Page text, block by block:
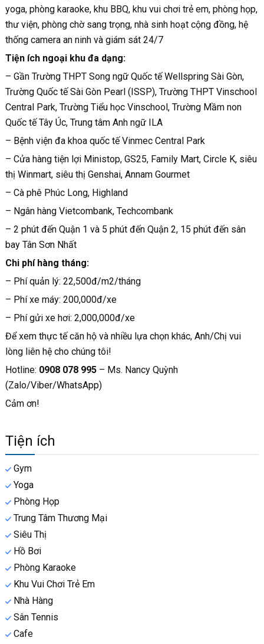
yoga, phòng karaoke, khu BBQ, khu vui chơi trẻ em, phòng họp,
thư viện, phòng chờ sang trọng, nhà sinh hoạt cộng đồng, hệ
thống camera an ninh và giám sát 24/7
Tiện ích ngoại khu đa dạng:
– Gần Trường THPT Song ngữ Quốc tế Wellspring Sài Gòn,
Trường Quốc tế Sài Gòn Pearl (ISSP), Trường THPT Vinschool
Central Park, Trường Tiểu học Vinschool, Trường Mầm non
Quốc tế Tây Úc, Trung tâm Anh ngữ ILA
– Bệnh viện đa khoa quốc tế Vinmec Central Park
– Cửa hàng tiện lợi Ministop, GS25, Family Mart, Circle K, siêu
thị Winmart, siêu thị Genshai, Annam Gourmet
– Cà phê Phúc Long, Highland
– Ngân hàng Vietcombank, Techcombank
– 2 phút đến Quận 1 và 5 phút đến Quận 2, 15 phút đến sân
bay Tân Sơn Nhất
Chi phí hàng tháng:
– Phí quản lý: 22,500đ/m2/tháng
– Phí xe máy: 200,000đ/xe
– Phí gửi xe hơi: 2,000,000đ/xe
Để xem thực tế căn hộ và nhiều lựa chọn khác, Anh/Chị vui
lòng liên hệ cho chúng tôi!
Hotline: 0908 078 995– Ms. Nancy Quỳnh
(Zalo/Viber/WhatsApp)
Cảm ơn!
Tiện ích
Gym
Yoga
Phòng Họp
Trung Tâm Thương Mại
Siêu Thị
Hồ Bơi
Phòng Karaoke
Khu Vui Chơi Trẻ Em
Nhà Hàng
Sân Tennis
Cafe